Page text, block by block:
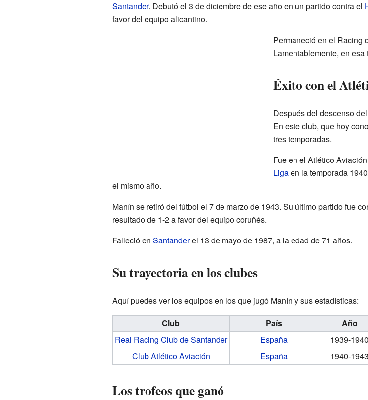
Santander. Debutó el 3 de diciembre de ese año en un partido contra el
favor del equipo alicantino.
Permaneció en el Racing
Lamentablemente, en
Éxito con el
Después del descenso
En este club, que hoy
tres temporadas.
Fue en el Atlético
Ligaen la temporada
el mismo año.
Manín se retiró del fútbol el 7 de marzo de 1943. Su último partido fue
resultado de 1-2 a favor del equipo coruñés.
Falleció en Santanderel 13 de mayo de 1987, a la edad de 71 años.
Su trayectoria en los clubes
Aquí puedes ver los equipos en los que jugó Manín y sus estadísticas:
Club
País Año
Real Racing Club de Santander
España 1939-1940
Club Atlético Aviación
España 1940-1943
Los trofeos que ganó